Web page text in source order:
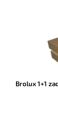
Brolux 1+1